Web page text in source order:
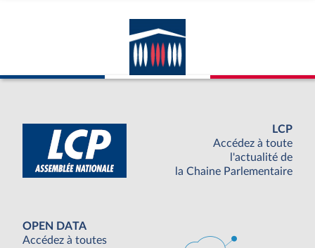
LCP
Accédez à toute
l'actualité de
la Chaine Parlementaire
OPEN DATA
Accédez à toutes